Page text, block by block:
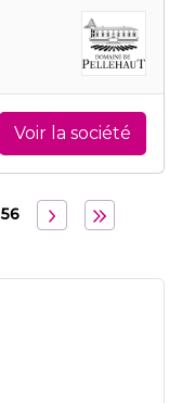
Voir la société
56